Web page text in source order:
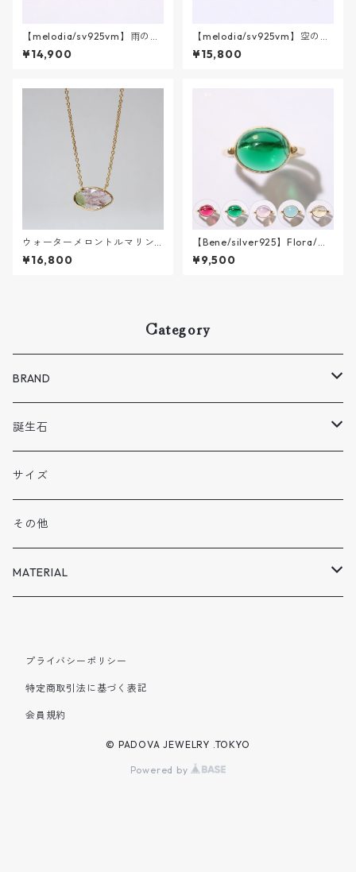
【melodia/sv925vm】雨のあ
しあと || グリーンアメシスト
¥14,900
【melodia/sv925vm】空のき
ぶん リング || ローズクォーツ
(マーキス) /アメシスト(スクエ
¥15,800
ウォーターメロントルマリンN
ECKLACE【K18VERMEIL】
¥16,800
【Bene/silver925】Flora/フ
ローラ
¥9,500
Category
BRAND
Melodia
BENE
VOLN
SPECISL SALE
誕生石
1 月
2月
3月
5月
6月
サイズ
その他
MATERIAL
BRASS
プライバシーポリシー
特定商取引法に基づく表記
会員規約
© PADOVA JEWELRY .TOKYO
Powered by